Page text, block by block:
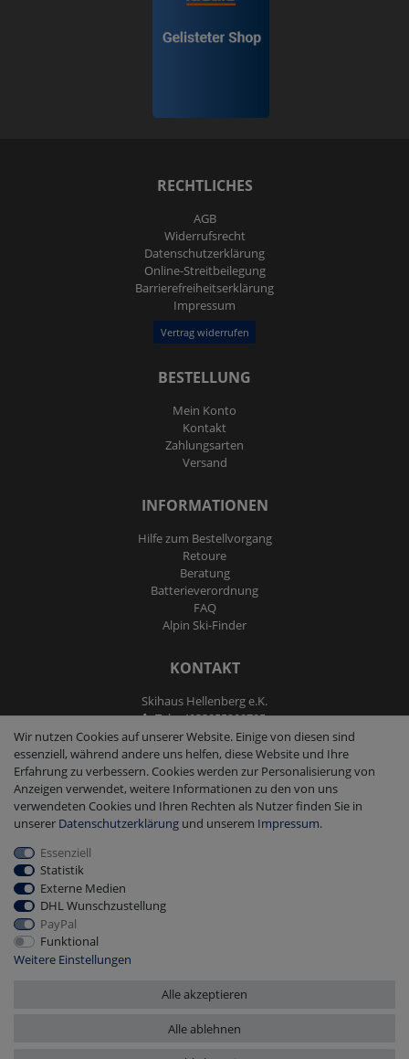
RECHTLICHES
AGB
Widerrufs­recht
Daten­schutz­erklärung
Online-Streitbeilegung
Barrierefreiheitserklärung
Impressum
Vertrag widerrufen
BESTELLUNG
Mein Konto
Kontakt
Zahlungsarten
Versand
INFORMATIONEN
Hilfe zum Bestellvorgang
Retoure
Beratung
Batterieverordnung
FAQ
Alpin Ski-Finder
KONTAKT
Skihaus Hellenberg e.K.
Tel: +4933855200795
Fax: +4933855200793
kontakt@ski-andmore.de
2026 Skihaus Hellenberg e.K.
*Alle Preise inkl. MwSt., zzgl. Versandkosten
Wir nutzen Cookies auf unserer Website. Einige von diesen sind
essenziell, während andere uns helfen, diese Website und Ihre
Erfahrung zu verbessern. Cookies werden zur Personalisierung von
Anzeigen verwendet, weitere Informationen zu den von uns
verwendeten Cookies und Ihren Rechten als Nutzer finden Sie in
unserer Daten­schutz­erklärung und unserem Impressum.
Essenziell
Statistik
Externe Medien
DHL Wunschzustellung
PayPal
Funktional
Weitere Einstellungen
Alle akzeptieren
Alle ablehnen